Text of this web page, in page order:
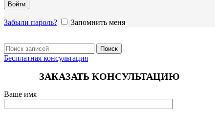
Войти
Забыли пароль? Запомнить меня
Поиск
Бесплатная консультация
ЗАКАЗАТЬ КОНСУЛЬТАЦИЮ
Ваше имя